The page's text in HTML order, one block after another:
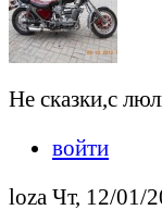
Не сказки,с
войти
loza Чт, 12/01/